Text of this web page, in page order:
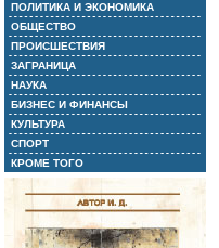
ПОЛИТИКА И ЭКОНОМИКА
ОБЩЕСТВО
ПРОИСШЕСТВИЯ
ЗАГРАНИЦА
НАУКА
БИЗНЕС И ФИНАНСЫ
КУЛЬТУРА
СПОРТ
КРОМЕ ТОГО